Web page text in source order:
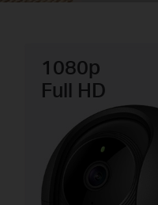
1080p
Full HD